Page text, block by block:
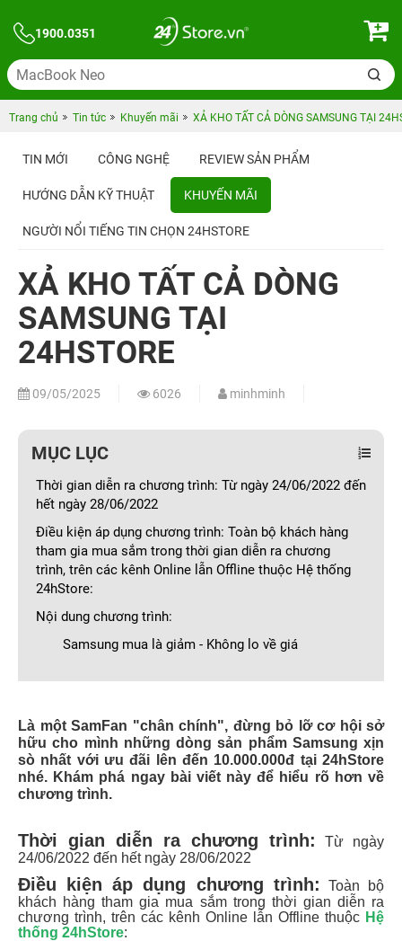
1900.0351
Trang chủ Tin tức Khuyến mãi XẢ KHO TẤT CẢ DÒNG SAMSUNG TẠI
TIN MỚI CÔNG NGHỆ REVIEW SẢN PHẨM
HƯỚNG DẪN KỸ THUẬT KHUYẾN MÃI
NGƯỜI NỔI TIẾNG TIN CHỌN 24HSTORE
XẢ KHO TẤT CẢ DÒNG
SAMSUNG TẠI
24HSTORE
09/05/2025 6026 minhminh
MỤC LỤC
Thời gian diễn ra chương trình: Từ ngày 24/06/2022 đến
hết ngày 28/06/2022
Điều kiện áp dụng chương trình: Toàn bộ khách hàng
tham gia mua sắm trong thời gian diễn ra chương
trình, trên các kênh Online lẫn Offline thuộc Hệ thống
24hStore:
Nội dung chương trình:
Samsung mua là giảm - Không lo về giá
Là một SamFan "chân chính", đừng bỏ lỡ cơ hội sở
hữu cho mình những dòng sản phẩm Samsung xịn
sò nhất với ưu đãi lên đến 10.000.000đ tại 24hStore
nhé. Khám phá ngay bài viết này để hiểu rõ hơn về
chương trình.
Thời gian diễn ra chương trình:
Từ ngày
24/06/2022 đến hết ngày 28/06/2022
Điều kiện áp dụng chương trình:
Toàn bộ
khách hàng tham gia mua sắm trong thời gian diễn ra
chương trình, trên các kênh Online lẫn Offline thuộc Hệ
thống 24hStore: